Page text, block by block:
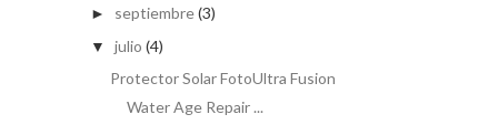
► septiembre(3)
▼ julio (4)
Protector Solar FotoUltra Fusion
Water Age Repair ...